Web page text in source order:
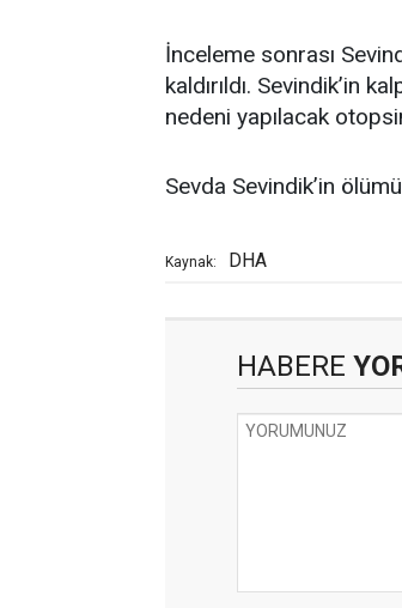
İnceleme sonrası
kaldırıldı. Sevindik’in
nedeni yapılacak
Sevda Sevindik’in
Kaynak: DHA
HABERE